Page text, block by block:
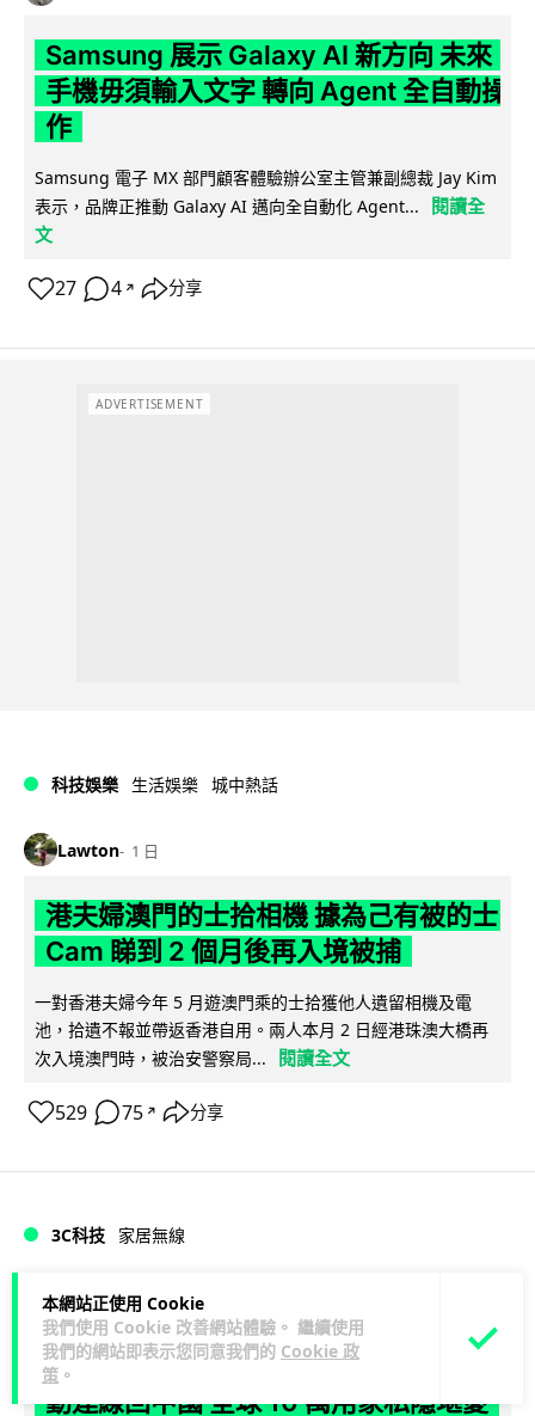
本網站正使用 Cookie
我們使用 Cookie 改善網站體驗。 繼續使用
我們的網站即表示您同意我們的 Cookie 政
策 。
Samsung 展示 Galaxy AI 新方向 未來
手機毋須輸入文字 轉向 Agent 全自動操
作
Samsung 電子 MX 部門顧客體驗辦公室主管兼副總裁 Jay Kim
表示，品牌正推動 Galaxy AI 邁向全自動化 Agent...
閱讀全
文
27 4 ↗ 分享
ADVERTISEMENT
科技娛樂 生活娛樂 城中熱話
Lawton 1 日
港夫婦澳門的士拾相機 據為己有被的士
Cam 睇到 2 個月後再入境被捕
一對香港夫婦今年 5 月遊澳門乘的士拾獲他人遺留相機及電
池，拾遺不報並帶返香港自用。兩人本月 2 日經港珠澳大橋再
次入境澳門時，被治安警察局...
閱讀全文
529 75 ↗ 分享
3C科技 家居無線
Vin 1 日
逾 20 款平價路由器爆後門 每 35 秒自
動連線回中國 全球 10 萬用家私隱堪憂